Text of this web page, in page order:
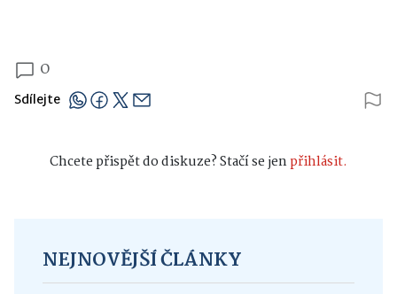
0
Sdílejte
Chcete přispět do diskuze? Stačí se jenpřihlásit.
NEJNOVĚJŠÍ ČLÁNKY